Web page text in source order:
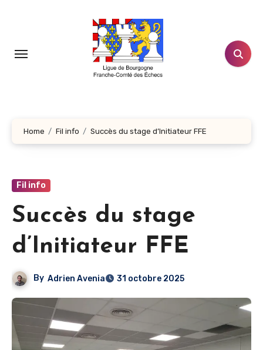
principal
Home Fil info Succès du stage d’Initiateur FFE
Fil info
Succès du stage
d’Initiateur FFE
By Adrien Avenia 31 octobre 2025